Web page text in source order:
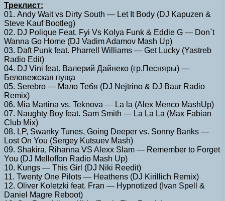
Треклист:
01. Andy Wait vs Dirty South — Let It Body (DJ Kapuzen &
Steve Kauf Bootleg)
02. DJ Polique Feat. Fyi Vs Kolya Funk & Eddie G — Don`t
Wanna Go Home (DJ Vadim Adamov Mash Up)
03. Daft Punk feat. Pharrell Williams — Get Lucky (Yastreb
Radio Edit)
04. DJ Vini feat. Валерий Дайнеко (гр.Песняры) —
Беловежская пуща
05. Serebro — Мало Тебя (DJ Nejtrino & DJ Baur Radio
Remix)
06. Mia Martina vs. Teknova — La la (Alex Menco MashUp)
07. Naughty Boy feat. Sam Smith — La La La (Max Fabian
Club Mix)
08. LP, Swanky Tunes, Going Deeper vs. Sonny Banks —
Lost On You (Sergey Kutsuev Mash)
09. Shakira, Rihanna VS Alexx Slam — Remember to Forget
You (DJ Melloffon Radio Mash Up)
10. Kungs — This Girl (DJ Niki Reedit)
11. Twenty One Pilots — Heathens (DJ Kirillich Remix)
12. Oliver Koletzki feat. Fran — Hypnotized (Ivan Spell &
Daniel Magre Reboot)